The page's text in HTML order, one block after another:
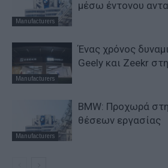
Manufacturers
μέσω έντονου
Manufacturers
Ένας χρόνος
Geely και Zeekr
Manufacturers
BMW: Προχωρά
θέσεων εργασίας